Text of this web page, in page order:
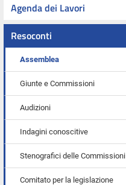
Agenda dei Lavori
Resoconti
Assemblea
Giunte e Commissioni
Audizioni
Indagini conoscitive
Stenografici delle Commissioni
Comitato per la legislazione